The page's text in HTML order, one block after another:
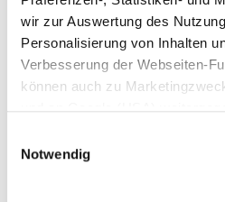
wir zur Auswertung des
Personalisierung von Inhalten
Verbesserung der Webseiten-
können auch zu
unserenDatenschutzhinweisen
Notwendig
In den meisten Studien wurde
gespritzt. Eine hochwertige Studie
Studie liefern Hinweise, dass
ist zum Teil auf eine verminderte